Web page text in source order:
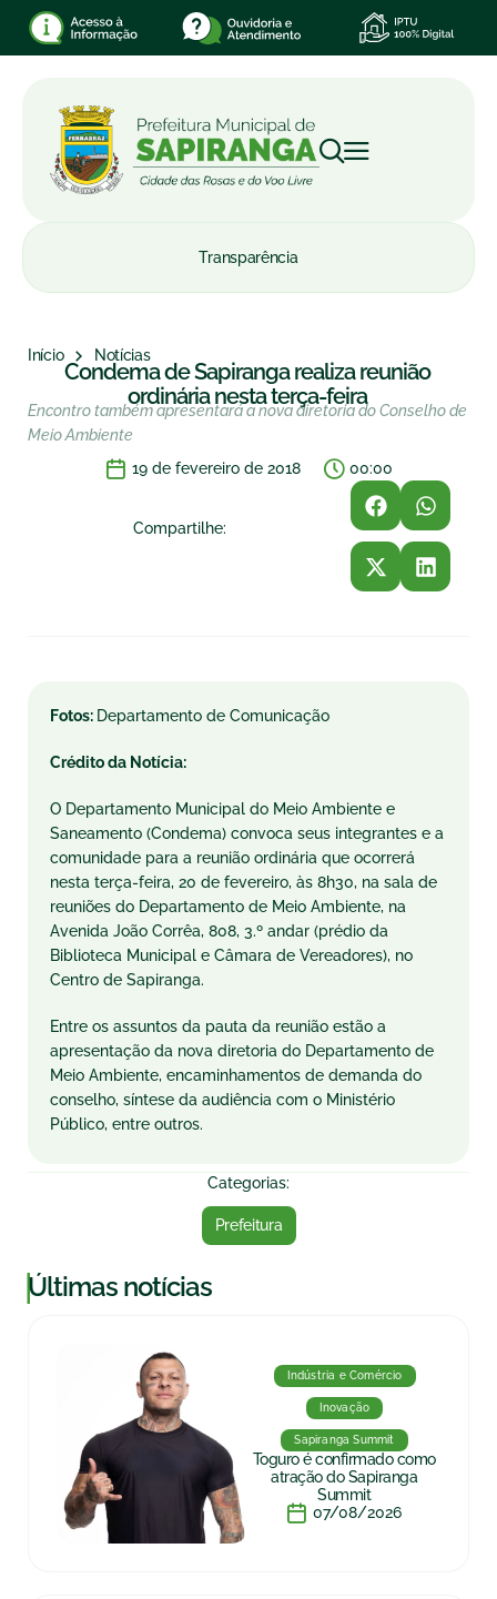
Transparência
Início Notícias
Condema de Sapiranga realiza reunião
ordinária nesta terça-feira
Encontro também apresentará a nova diretoria do Conselho de
Meio Ambiente
19 de fevereiro de 2018
00:00
Compartilhe:
Fotos: Departamento de Comunicação
Crédito da Notícia:
O Departamento Municipal do Meio Ambiente e
Saneamento (Condema) convoca seus integrantes e a
comunidade para a reunião ordinária que ocorrerá
nesta terça-feira, 20 de fevereiro, às 8h30, na sala de
reuniões do Departamento de Meio Ambiente, na
Avenida João Corrêa, 808, 3.º andar (prédio da
Biblioteca Municipal e Câmara de Vereadores), no
Centro de Sapiranga.
Entre os assuntos da pauta da reunião estão a
apresentação da nova diretoria do Departamento de
Meio Ambiente, encaminhamentos de demanda do
conselho, síntese da audiência com o Ministério
Público, entre outros.
Categorias:
Prefeitura
|Últimas notícias
Indústria e Comércio
Inovação
Sapiranga Summit
Toguro é confirmado como
atração do Sapiranga
Summit
07/08/2026